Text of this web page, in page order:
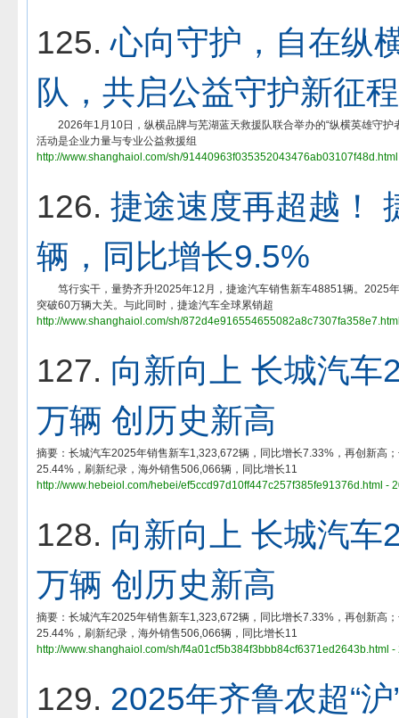
125. 心向守护，自在纵
队，共启公益守护新征程
2026年1月10日，纵横品牌与芜湖蓝天救援队联合举办的“纵横英雄守护
活动是企业力量与专业公益救援组
http://www.shanghaiol.com/sh/
126. 捷途速度再超越！
辆，同比增长9.5%
笃行实干，量势齐升!2025年12月，捷途汽车销售新车48851辆。2025
突破60万辆大关。与此同时，捷途汽车全球累销超
http://www.shanghaiol.com/sh/
127. 向新向上 长城汽车
万辆 创历史新高
摘要：长城汽车2025年销售新车1,323,672辆，同比增长7.33%，再创新高
25.44%，刷新纪录，海外销售506,066辆，同比增长11
http://www.hebeiol.com/hebei/ef5ccd97d10ff447c257f385fe91376d.html -
128. 向新向上 长城汽车
万辆 创历史新高
摘要：长城汽车2025年销售新车1,323,672辆，同比增长7.33%，再创新高
25.44%，刷新纪录，海外销售506,066辆，同比增长11
http://www.shanghaiol.com/sh/f4a01cf5b384f3bbb84cf6371ed2643b.html
129. 2025年齐鲁农超“